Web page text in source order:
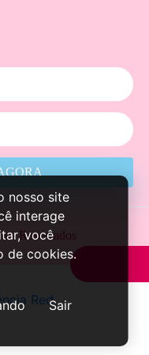
Reservados
nosso site
interage
você
de cookies.
Sair